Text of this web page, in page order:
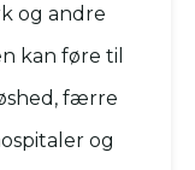
og andre
kan føre til
færre
og